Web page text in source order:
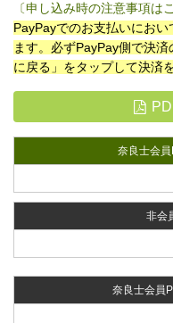
〔申し込み時の注意事項は
PayPayでのお支払いにお
ます。必ずPayPay側で決
に戻る」をタップして決済
奈良士会員
非会
奈良士会員